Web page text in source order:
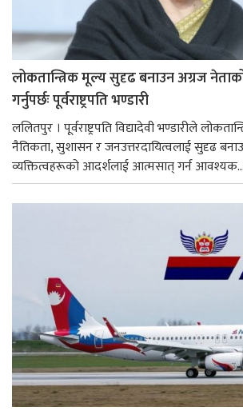
लोकतान्त्रिक मूल्य सुदृढ बनाउन अग्रज
गर्नुपर्छः पूर्वराष्ट्रपति भण्डारी
ललितपुर । पूर्वराष्ट्रपति विद्यादेवी भण्डारीले
नैतिकता, सुशासन र जनउत्तरदायित्वलाई सुदृढ
व्यक्तित्वहरूको आदर्शलाई आत्मसात् गर्न आवश्यक...